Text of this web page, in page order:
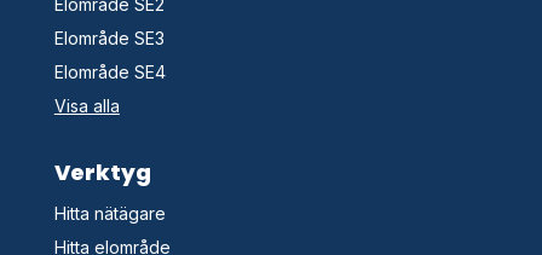
Elområde SE2
Elområde SE3
Elområde SE4
Visa alla
Verktyg
Hitta nätägare
Hitta elområde